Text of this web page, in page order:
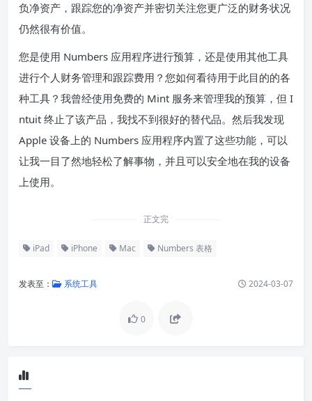
负净资产，跟踪您的净资产并密切关注您更广泛的财务状况
仍然很有价值。
您是使用 Numbers 应用程序进行预算，还是使用其他工具
进行个人财务管理和跟踪费用？您如何看待用于此目的的各
种工具？我曾经使用免费的 Mint 服务来管理我的预算，但 I
ntuit 终止了该产品，我找不到很好的替代品。然后我发现
Apple 设备上的 Numbers 应用程序内置了这些功能，可以
让我一目了然地轻松了解事物，并且可以安全地在我的设备
上使用。
正文完
iPad iPhone Mac Numbers 表格
发表至： 系统工具 2024-03-07
0